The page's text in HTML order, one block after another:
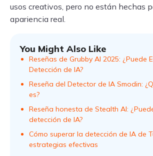
usos creativos, pero no están hechas
apariencia real.
You Might Also Like
Reseñas de Grubby AI 2025: ¿Puede
Detección de IA?
Reseña del Detector de IA Smodin:
es?
Reseña honesta de Stealth AI:
detección de IA?
Cómo superar la detección de IA de
estrategias efectivas